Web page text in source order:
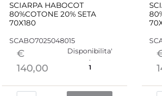
SCIARPA HABOCOT
80%COTONE 20% SETA
70X180
SCABO7025048015
€
140,00
Disponibilita'
1